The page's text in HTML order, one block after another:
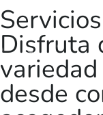
Disfruta
desde